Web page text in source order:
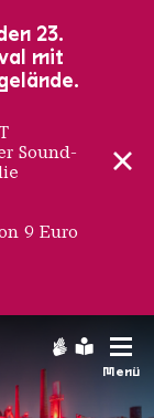
Menü
in Rot
23.
mit
Sound-
9 Euro